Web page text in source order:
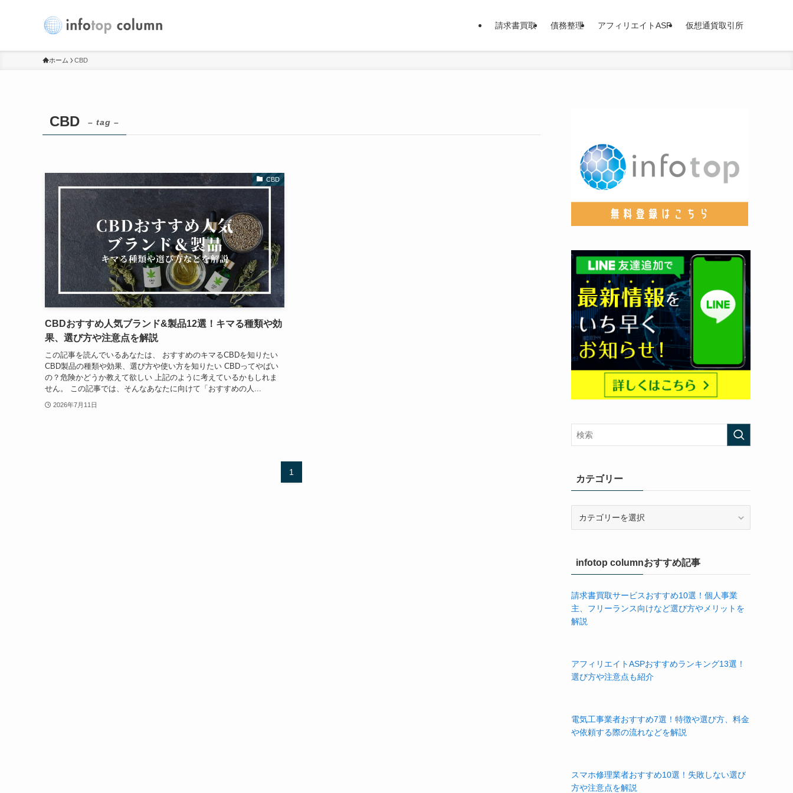
請求書買取 債務整理 アフィリエイトASP 仮想通貨取引所
ホーム CBD
CBD – tag –
CBD
CBDおすすめ人気ブランド&製品12選！キマる種類や効
果、選び方や注意点を解説
この記事を読んでいるあなたは、 おすすめのキマるCBDを知りたい
CBD製品の種類や効果、選び方や使い方を知りたい CBDってやばい
の？危険かどうか教えて欲しい 上記のように考えているかもしれま
せん。 この記事では、そんなあなたに向けて「おすすめの人...
2026年7月11日
1
カテゴリー
ーinfotop columnおすすめ記事
請求書買取サービスおすすめ10選！個人事業
主、フリーランス向けなど選び方やメリットを
解説
アフィリエイトASPおすすめランキング13選！
選び方や注意点も紹介
電気工事業者おすすめ7選！特徴や選び方、料金
や依頼する際の流れなどを解説
スマホ修理業者おすすめ10選！失敗しない選び
方や注意点を解説